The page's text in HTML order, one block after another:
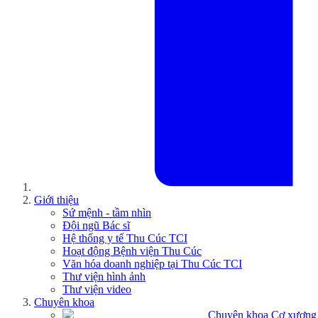
Giới thiệu
Sứ mệnh - tầm nhìn
Đội ngũ Bác sĩ
Hệ thống y tế Thu Cúc TCI
Hoạt động Bệnh viện Thu Cúc
Văn hóa doanh nghiệp tại Thu Cúc TCI
Thư viện hình ảnh
Thư viện video
Chuyên khoa
Chuyên khoa Cơ